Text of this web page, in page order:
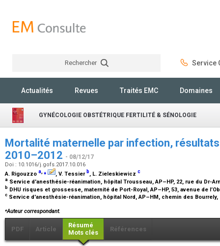
Rechercher Service
Actualités Revues Traités EMC Domaines
GYNÉCOLOGIE OBSTÉTRIQUE FERTILITÉ & SÉNOLOGIE
Mortalité maternelle par infection, résultats
2010–2012 - 08/12/17
Doi : 10.1016/j.gofs.2017.10.016
A. Rigouzzo a,⁎ , V. Tessier b, L. Zieleskiewicz c
a Service d'anesthésie-réanimation, hôpital Trousseau, AP–HP, 22, rue du Dr-
b DHU risques et grossesse, maternité de Port-Royal, AP–HP, 53, avenue de
c Service d'anesthésie-réanimation, hôpital Nord, AP–HM, chemin des Bourrely,
⁎Auteur correspondant.
PDF Article
Résumé
Mots clés
Références